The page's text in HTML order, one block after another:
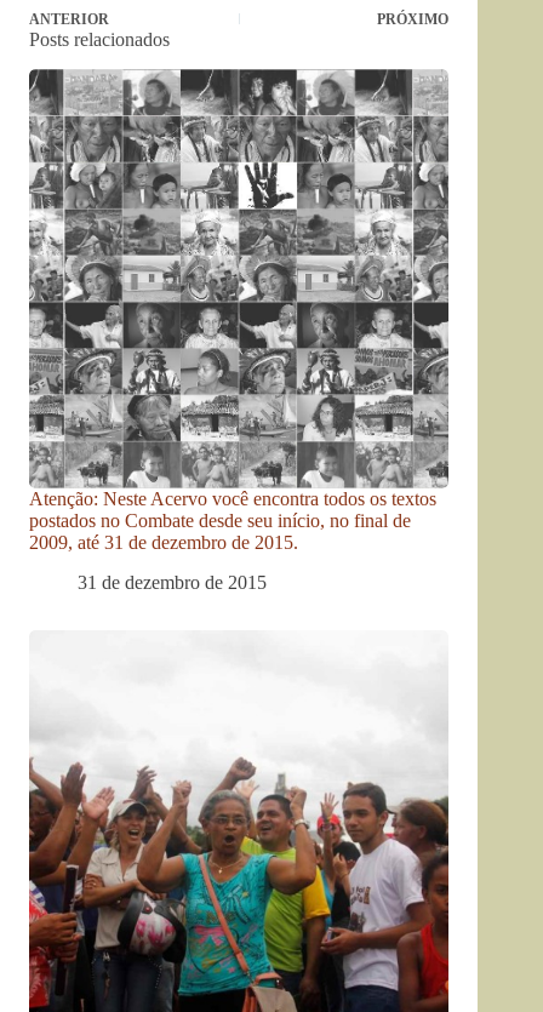
ANTERIOR PRÓXIMO
Posts relacionados
Atenção: Neste Acervo você encontra todos os textos
postados no Combate desde seu início, no final de
2009, até 31 de dezembro de 2015.
31 de dezembro de 2015